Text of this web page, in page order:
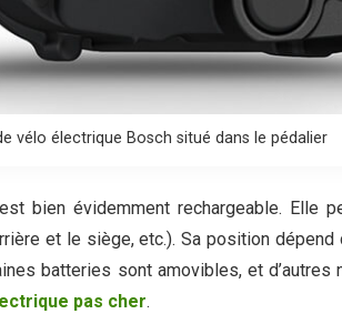
vélo électrique Bosch situé dans le pédalier
bien évidemment rechargeable. Elle
et le siège, etc.). Sa position
batteries sont amovibles, et d’autres
pas cher.